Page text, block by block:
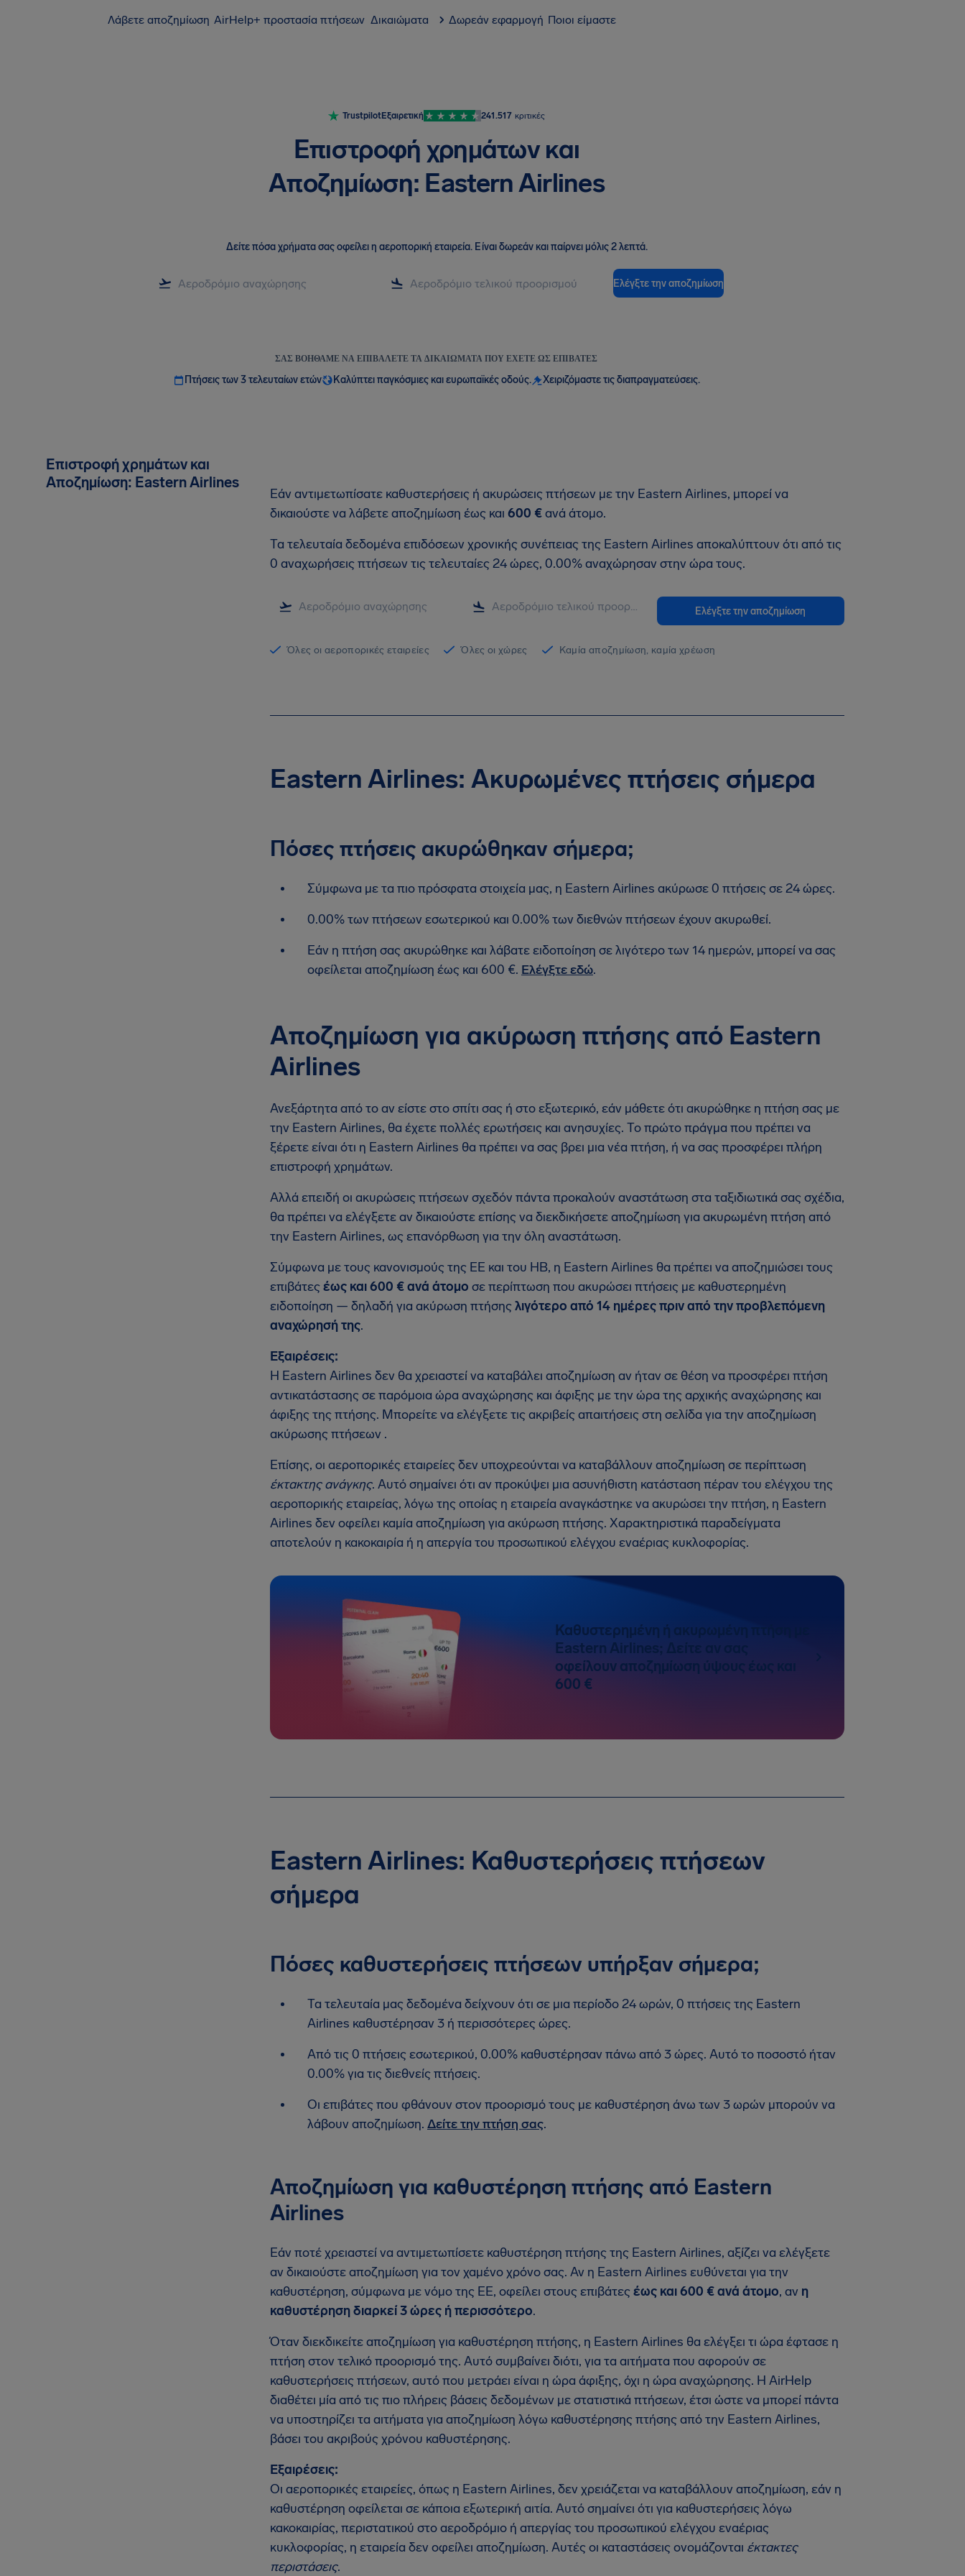
Λάβετε αποζημίωση AirHelp+ προστασία πτήσεων Δικαιώματα Δωρεάν εφαρμογή Ποιοι είμαστε
TrustpilotΕξαιρετική 241.517 κριτικές
Επιστροφή χρημάτων και
Αποζημίωση: Eastern Airlines
Δείτε πόσα χρήματα σας οφείλει η αεροπορική εταιρεία. Είναι δωρεάν και παίρνει μόλις 2 λεπτά.
Ελέγξτε την αποζημίωση
ΣΑΣ ΒΟΗΘΆΜΕ ΝΑ ΕΠΙΒΆΛΕΤΕ ΤΑ ΔΙΚΑΙΏΜΑΤΑ ΠΟΥ ΈΧΕΤΕ ΩΣ ΕΠΙΒΆΤΕΣ
Πτήσεις των 3 τελευταίων ετών Καλύπτει παγκόσμιες και ευρωπαϊκές οδούς. Χειριζόμαστε τις διαπραγματεύσεις.
Επιστροφή χρημάτων και
Αποζημίωση: Eastern Airlines
Εάν αντιμετωπίσατε καθυστερήσεις ή ακυρώσεις πτήσεων με την Eastern Airlines, μπορεί να
δικαιούστε να λάβετε αποζημίωση έως και 600 €ανά άτομο.
Τα τελευταία δεδομένα επιδόσεων χρονικής συνέπειας της Eastern Airlines αποκαλύπτουν ότι από τις
0 αναχωρήσεις πτήσεων τις τελευταίες 24 ώρες, 0.00% αναχώρησαν στην ώρα τους.
Ελέγξτε την αποζημίωση
Όλες οι αεροπορικές εταιρείες Όλες οι χώρες Καμία αποζημίωση, καμία χρέωση
Eastern Airlines: Ακυρωμένες πτήσεις σήμερα
Πόσες πτήσεις ακυρώθηκαν σήμερα;
Σύμφωνα με τα πιο πρόσφατα στοιχεία μας, η Eastern Airlines ακύρωσε 0 πτήσεις σε 24 ώρες.
0.00% των πτήσεων εσωτερικού και 0.00% των διεθνών πτήσεων έχουν ακυρωθεί.
Εάν η πτήση σας ακυρώθηκε και λάβατε ειδοποίηση σε λιγότερο των 14 ημερών, μπορεί να σας
οφείλεται αποζημίωση έως και 600 €. Ελέγξτε εδώ.
Αποζημίωση για ακύρωση πτήσης από Eastern
Airlines
Ανεξάρτητα από το αν είστε στο σπίτι σας ή στο εξωτερικό, εάν μάθετε ότι ακυρώθηκε η πτήση σας με
την Eastern Airlines, θα έχετε πολλές ερωτήσεις και ανησυχίες. Το πρώτο πράγμα που πρέπει να
ξέρετε είναι ότι η Eastern Airlines θα πρέπει να σας βρει μια νέα πτήση, ή να σας προσφέρει πλήρη
επιστροφή χρημάτων.
Αλλά επειδή οι ακυρώσεις πτήσεων σχεδόν πάντα προκαλούν αναστάτωση στα ταξιδιωτικά σας σχέδια,
θα πρέπει να ελέγξετε αν δικαιούστε επίσης να διεκδικήσετε αποζημίωση για ακυρωμένη πτήση από
την Eastern Airlines, ως επανόρθωση για την όλη αναστάτωση.
Σύμφωνα με τους κανονισμούς της ΕΕ και του ΗΒ, η Eastern Airlines θα πρέπει να αποζημιώσει τους
επιβάτεςέως και 600 € ανά άτομο σε περίπτωση που ακυρώσει πτήσεις με καθυστερημένη
ειδοποίηση — δηλαδή για ακύρωση πτήσηςλιγότερο από 14 ημέρες πριν από την προβλεπόμενη
αναχώρησή της.
Εξαιρέσεις:
Η Eastern Airlines δεν θα χρειαστεί να καταβάλει αποζημίωση αν ήταν σε θέση να προσφέρει πτήση
αντικατάστασης σε παρόμοια ώρα αναχώρησης και άφιξης με την ώρα της αρχικής αναχώρησης και
άφιξης της πτήσης. Μπορείτε να ελέγξετε τις ακριβείς απαιτήσεις στη σελίδα για την αποζημίωση
ακύρωσης πτήσεων .
Επίσης, οι αεροπορικές εταιρείες δεν υποχρεούνται να καταβάλλουν αποζημίωση σε περίπτωση
έκτακτης ανάγκης. Αυτό σημαίνει ότι αν προκύψει μια ασυνήθιστη κατάσταση πέραν του ελέγχου της
αεροπορικής εταιρείας, λόγω της οποίας η εταιρεία αναγκάστηκε να ακυρώσει την πτήση, η Eastern
Airlines δεν οφείλει καμία αποζημίωση για ακύρωση πτήσης. Χαρακτηριστικά παραδείγματα
αποτελούν η κακοκαιρία ή η απεργία του προσωπικού ελέγχου εναέριας κυκλοφορίας.
Καθυστερημένη ή ακυρωμένη πτήση με
Eastern Airlines; Δείτε αν σας
οφείλουν αποζημίωση ύψους έως και
600 €
Eastern Airlines: Καθυστερήσεις πτήσεων
σήμερα
Πόσες καθυστερήσεις πτήσεων υπήρξαν σήμερα;
Τα τελευταία μας δεδομένα δείχνουν ότι σε μια περίοδο 24 ωρών, 0 πτήσεις της Eastern
Airlines καθυστέρησαν 3 ή περισσότερες ώρες.
Από τις 0 πτήσεις εσωτερικού, 0.00% καθυστέρησαν πάνω από 3 ώρες. Αυτό το ποσοστό ήταν
0.00% για τις διεθνείς πτήσεις.
Οι επιβάτες που φθάνουν στον προορισμό τους με καθυστέρηση άνω των 3 ωρών μπορούν να
λάβουν αποζημίωση. Δείτε την πτήση σας.
Αποζημίωση για καθυστέρηση πτήσης από Eastern
Airlines
Εάν ποτέ χρειαστεί να αντιμετωπίσετε καθυστέρηση πτήσης της Eastern Airlines, αξίζει να ελέγξετε
αν δικαιούστε αποζημίωση για τον χαμένο χρόνο σας. Αν η Eastern Airlines ευθύνεται για την
καθυστέρηση, σύμφωνα με νόμο της ΕΕ, οφείλει στους επιβάτεςέως και 600 € ανά άτομο, αν η
καθυστέρηση διαρκεί 3 ώρες ή περισσότερο.
Όταν διεκδικείτε αποζημίωση για καθυστέρηση πτήσης, η Eastern Airlines θα ελέγξει τι ώρα έφτασε η
πτήση στον τελικό προορισμό της. Αυτό συμβαίνει διότι, για τα αιτήματα που αφορούν σε
καθυστερήσεις πτήσεων, αυτό που μετράει είναι η ώρα άφιξης, όχι η ώρα αναχώρησης. Η AirHelp
διαθέτει μία από τις πιο πλήρεις βάσεις δεδομένων με στατιστικά πτήσεων, έτσι ώστε να μπορεί πάντα
να υποστηρίζει τα αιτήματα για αποζημίωση λόγω καθυστέρησης πτήσης από την Eastern Airlines,
βάσει του ακριβούς χρόνου καθυστέρησης.
Εξαιρέσεις:
Οι αεροπορικές εταιρείες, όπως η Eastern Airlines, δεν χρειάζεται να καταβάλλουν αποζημίωση, εάν η
καθυστέρηση οφείλεται σε κάποια εξωτερική αιτία. Αυτό σημαίνει ότι για καθυστερήσεις λόγω
κακοκαιρίας, περιστατικού στο αεροδρόμιο ή απεργίας του προσωπικού ελέγχου εναέριας
κυκλοφορίας, η εταιρεία δεν οφείλει αποζημίωση. Αυτές οι καταστάσεις ονομάζονται έκτακτες
περιστάσεις.